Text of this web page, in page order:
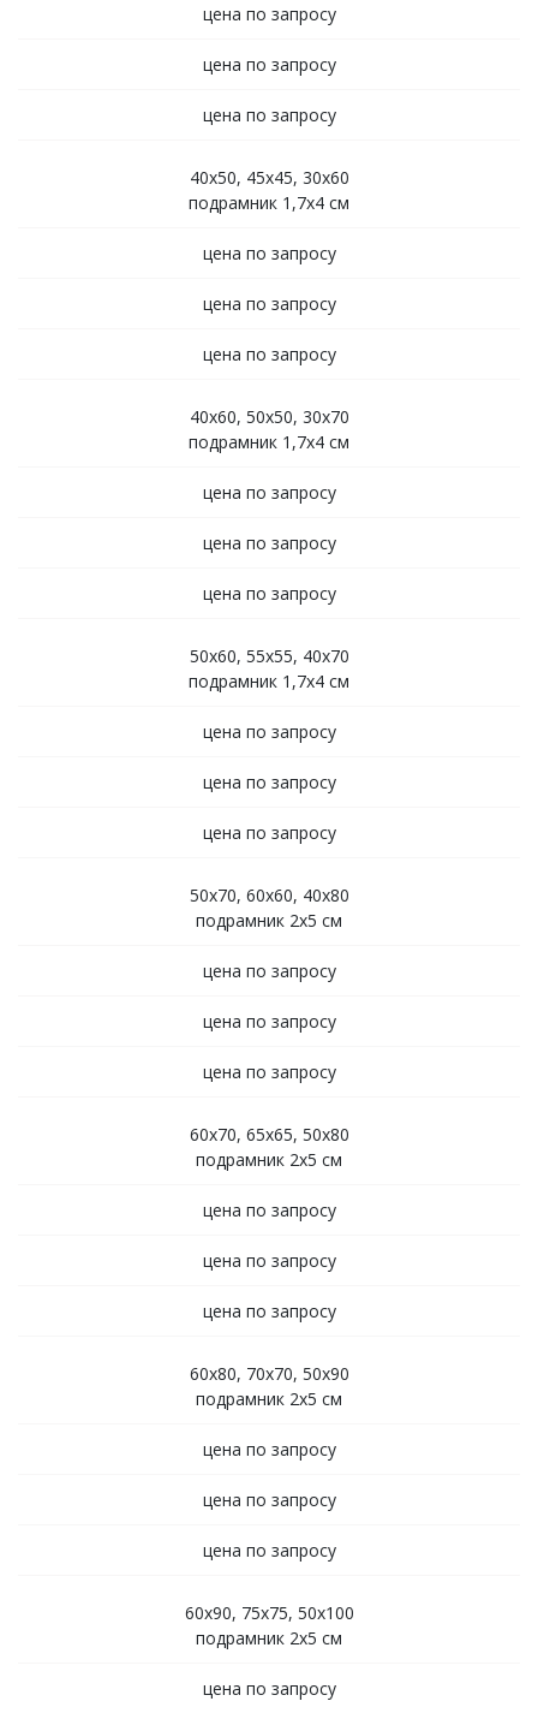
цена по запросу
цена по запросу
цена по запросу
40х50, 45х45, 30х60
подрамник 1,7х4 см
цена по запросу
цена по запросу
цена по запросу
40х60, 50х50, 30х70
подрамник 1,7х4 см
цена по запросу
цена по запросу
цена по запросу
50х60, 55х55, 40х70
подрамник 1,7х4 см
цена по запросу
цена по запросу
цена по запросу
50х70, 60х60, 40х80
подрамник 2х5 см
цена по запросу
цена по запросу
цена по запросу
60х70, 65х65, 50х80
подрамник 2х5 см
цена по запросу
цена по запросу
цена по запросу
60х80, 70х70, 50х90
подрамник 2х5 см
цена по запросу
цена по запросу
цена по запросу
60х90, 75х75, 50х100
подрамник 2х5 см
цена по запросу